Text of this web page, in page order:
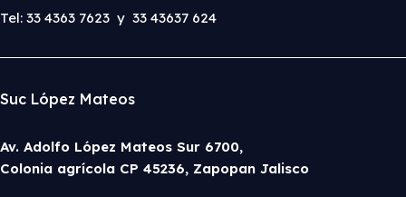
Tel: 33 4363 7623 y 33 43637 624
Suc López Mateos
Av. Adolfo López Mateos Sur 6700,
Colonia agrícola CP 45236, Zapopan Jalisco